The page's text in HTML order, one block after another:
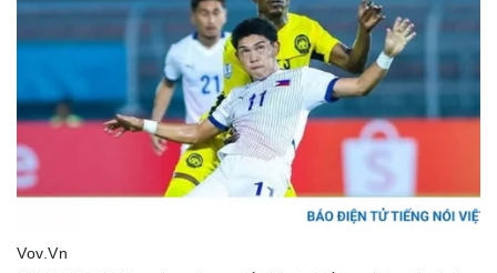
Thể thao
Bóng đá
Lịch thi đấu bóng đá
eSports
Ô tô - Xe máy
Ô tô
Xe máy
Tư vấn